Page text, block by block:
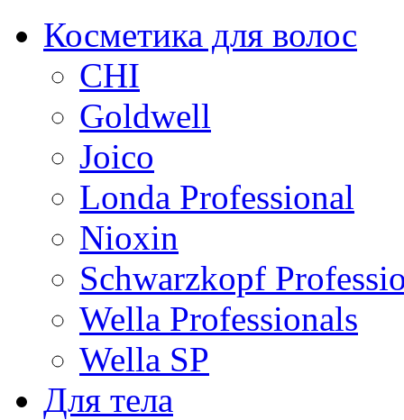
Косметика для волос
CHI
Goldwell
Joico
Londa Professional
Nioxin
Schwarzkopf
Wella Professionals
Wella SP
Для тела